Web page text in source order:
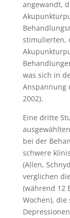
angewandt,
stimulierten,
was sich in
Anspannung
2002).
Eine dritte
bei der
schwere
(Allen,
verglichen
(während 12
Wochen),